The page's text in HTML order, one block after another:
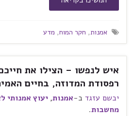
אמנות, חקר המוח, מדע
איש לנפשו – הצילו את
רפסודת המדוזה, בחיים
יבשם עזגד ב-אמנות, יעוץ אמנותי
מחשבות.